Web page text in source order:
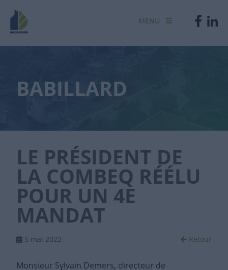
MENU
BABILLARD
LE PRÉSIDENT DE
LA COMBEQ RÉÉLU
POUR UN 4E
MANDAT
5 mai 2022 Retour
Monsieur Sylvain Demers, directeur de